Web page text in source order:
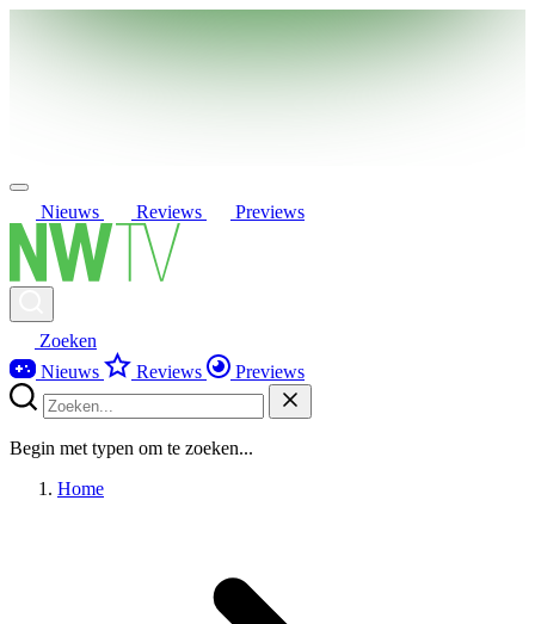
Nieuws Reviews Previews
Zoeken
Nieuws
Reviews Previews
Begin met typen om te zoeken...
Home